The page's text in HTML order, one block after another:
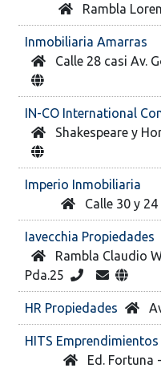
Rambla
Inmobiliaria Amarras
Calle 28 casi Av.
IN-CO International
Shakespeare y
Imperio Inmobiliaria
Calle 30 y
Iavecchia Propiedades
Rambla Claudio
Pda.25
HR Propiedades
HITS
Ed. Fortuna